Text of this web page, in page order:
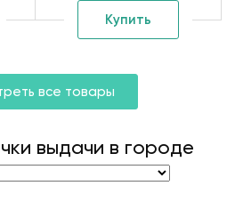
Купить
все товары
выдачи в городе